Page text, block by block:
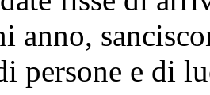
anno,
persone e di